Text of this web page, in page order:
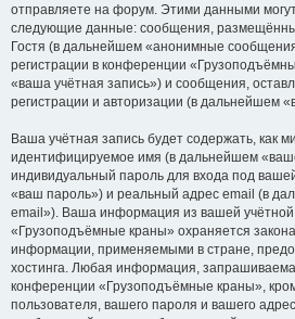
отправляете на форум. Этими данными
следующие данные: сообщения,
Гостя (в дальнейшем «анонимные
регистрации в конференции
«ваша учётная запись») и сообщения,
регистрации и авторизации (в дальнейшем
Ваша учётная запись будет содержать, как
идентифицируемое имя (в дальнейшем
индивидуальный пароль для входа под
«ваш пароль») и реальный адрес email (в
email»). Ваша информация из вашей
«Грузоподъёмные краны» охраняется
информации, применяемыми в стране,
хостинга. Любая информация,
конференции «Грузоподъёмные краны»,
пользователя, вашего пароля и вашего